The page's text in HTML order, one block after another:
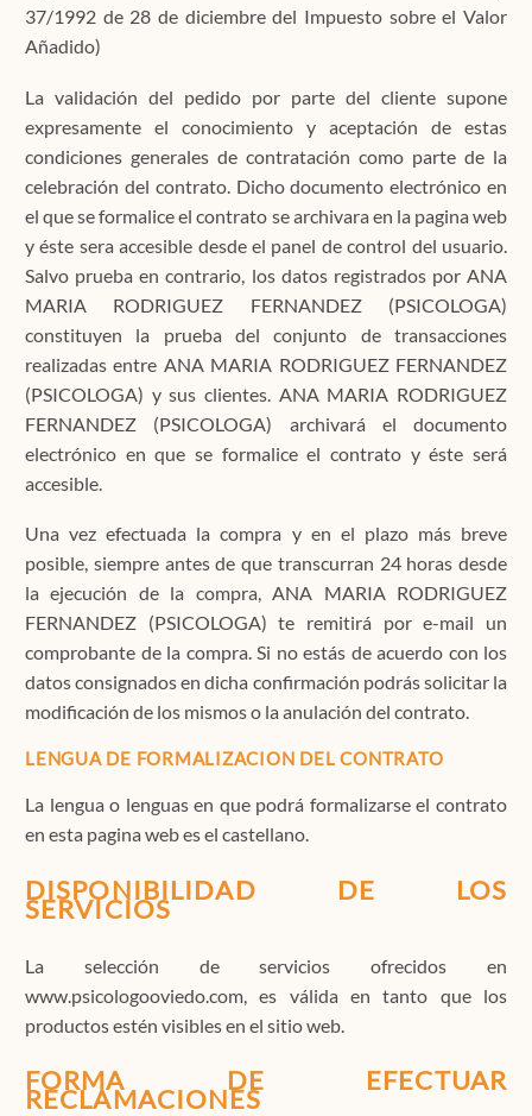
37/1992 de 28 de diciembre del Impuesto sobre el Valor
Añadido)
La validación del pedido por parte del cliente supone
expresamente el conocimiento y aceptación de estas
condiciones generales de contratación como parte de la
celebración del contrato. Dicho documento electrónico en
el que se formalice el contrato se archivara en la pagina web
y éste sera accesible desde el panel de control del usuario.
Salvo prueba en contrario, los datos registrados por ANA
MARIA RODRIGUEZ FERNANDEZ (PSICOLOGA)
constituyen la prueba del conjunto de transacciones
realizadas entre ANA MARIA RODRIGUEZ FERNANDEZ
(PSICOLOGA) y sus clientes. ANA MARIA RODRIGUEZ
FERNANDEZ (PSICOLOGA) archivará el documento
electrónico en que se formalice el contrato y éste será
accesible.
Una vez efectuada la compra y en el plazo más breve
posible, siempre antes de que transcurran 24 horas desde
la ejecución de la compra, ANA MARIA RODRIGUEZ
FERNANDEZ (PSICOLOGA) te remitirá por e-mail un
comprobante de la compra. Si no estás de acuerdo con los
datos consignados en dicha confirmación podrás solicitar la
modificación de los mismos o la anulación del contrato.
LENGUA DE FORMALIZACION DEL CONTRATO
La lengua o lenguas en que podrá formalizarse el contrato
en esta pagina web es el castellano.
DISPONIBILIDAD DE LOS
SERVICIOS
La selección de servicios ofrecidos en
www.psicologooviedo.com, es válida en tanto que los
productos estén visibles en el sitio web.
FORMA DE EFECTUAR
RECLAMACIONES